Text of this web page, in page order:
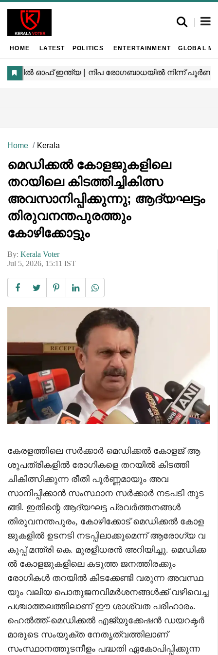
HOME LATEST POLITICS ENTERTAINMENT GLOBAL
Home Kerala
മെഡിക്കൽ കോളജുകളിലെ
തറയിലെ കിടത്തിച്ചികിത്സ
അവസാനിപ്പിക്കുന്നു; ആദ്യഘട്ടം
തിരുവനന്തപുരത്തും
കോഴിക്കോട്ടും
By: Kerala Voter
Jul 5, 2026, 15:11 IST
കേരളത്തിലെ സർക്കാർ മെഡിക്കൽ കോളജ് ആ
ശുപത്രികളിൽ രോഗികളെ തറയിൽ കിടത്തി
ചികിത്സിക്കുന്ന രീതി പൂർണ്ണമായും അവ
സാനിപ്പിക്കാൻ സംസ്ഥാന സർക്കാർ നടപടി തുട
ങ്ങി. ഇതിന്റെ ആദ്യഘട്ട പ്രവർത്തനങ്ങൾ
തിരുവനന്തപുരം, കോഴിക്കോട് മെഡിക്കൽ കോള
ജുകളിൽ ഉടനടി നടപ്പിലാക്കുമെന്ന് ആരോഗ്യ വ
കുപ്പ് മന്ത്രി കെ. മുരളീധരൻ അറിയിച്ചു. മെഡിക്ക
ൽ കോളജുകളിലെ കടുത്ത ജനത്തിരക്കും
രോഗികൾ തറയിൽ കിടക്കേണ്ടി വരുന്ന അവസ്ഥ
യും വലിയ പൊതുജനവിമർശനങ്ങൾക്ക് വഴിവെച്ച
പശ്ചാത്തലത്തിലാണ് ഈ ശാശ്വത പരിഹാരം.
ഹെൽത്ത്-മെഡിക്കൽ എജ്യുക്കേഷൻ ഡയറക്ടർ
മാരുടെ സംയുക്ത നേതൃത്വത്തിലാണ്
സംസ്ഥാനത്തുടനീളം പദ്ധതി ഏകോപിപ്പിക്കുന്ന